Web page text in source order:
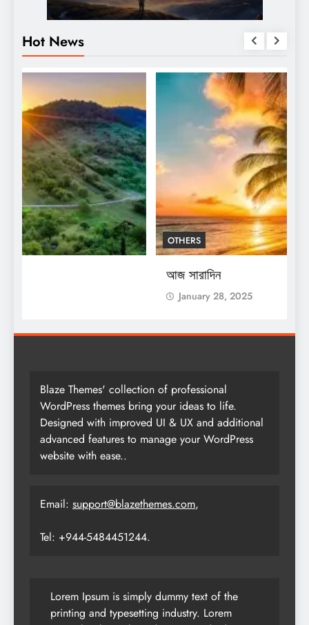
Hot News
OTHERS
Blaze Themes' collection of professional
WordPress themes bring your ideas to life.
Designed with improved UI & UX and additional
advanced features to manage your WordPress
website with ease..
Email: support@blazethemes.com,
Tel: +944-5484451244.
Lorem Ipsum is simply dummy text of the
printing and typesetting industry. Lorem